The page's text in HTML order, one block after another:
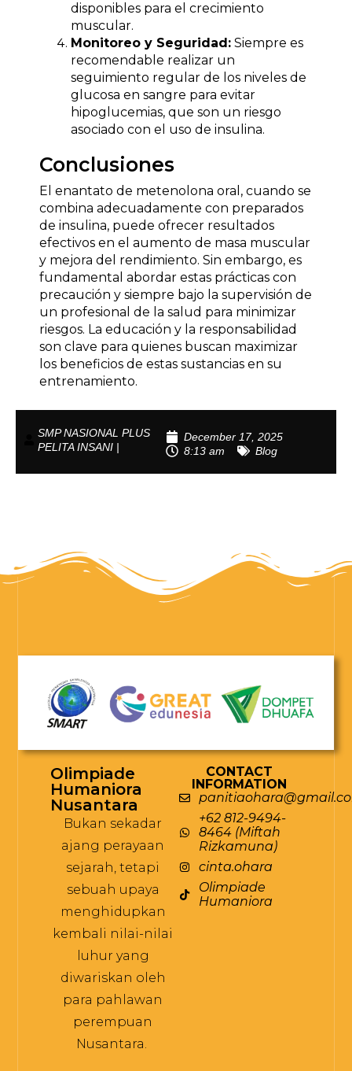
disponibles para el crecimiento
muscular.
Monitoreo y Seguridad: Siempre es
recomendable realizar un
seguimiento regular de los niveles de
glucosa en sangre para evitar
hipoglucemias, que son un riesgo
asociado con el uso de insulina.
Conclusiones
El enantato de metenolona oral, cuando se
combina adecuadamente con preparados
de insulina, puede ofrecer resultados
efectivos en el aumento de masa muscular
y mejora del rendimiento. Sin embargo, es
fundamental abordar estas prácticas con
precaución y siempre bajo la supervisión de
un profesional de la salud para minimizar
riesgos. La educación y la responsabilidad
son clave para quienes buscan maximizar
los beneficios de estas sustancias en su
entrenamiento.
SMP NASIONAL PLUS
PELITA INSANI |
December 17, 2025
8:13 am
Blog
Olimpiade
Humaniora
Nusantara
Bukan sekadar
ajang perayaan
sejarah, tetapi
sebuah upaya
menghidupkan
kembali nilai-nilai
luhur yang
diwariskan oleh
para pahlawan
perempuan
Nusantara.
CONTACT
INFORMATION
+62 812-9494-
8464 (Miftah
Rizkamuna)
cinta.ohara
Olimpiade
Humaniora